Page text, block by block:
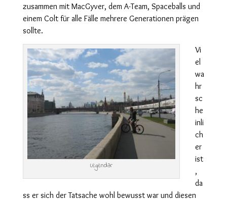
zusammen mit MacGyver, dem A-Team, Spaceballs und
einem Colt für alle Fälle mehrere Generationen prägen
sollte.
Legendär
Vi
el
wa
hr
sc
he
inli
ch
er
ist
,
da
ss er sich der Tatsache wohl bewusst war und diesen